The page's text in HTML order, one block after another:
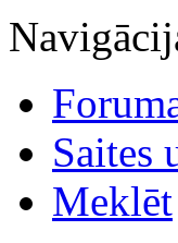
Saites
Meklēt